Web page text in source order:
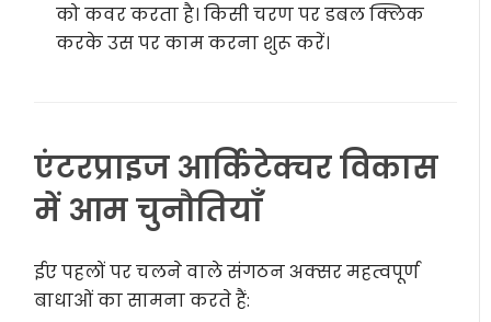
को कवर करता है। किसी चरण पर डबल क्लिक
करके उस पर काम करना शुरू करें।
एंटरप्राइज आर्किटेक्चर विकास
में आम चुनौतियाँ
ईए पहलों पर चलने वाले संगठन अक्सर महत्वपूर्ण
बाधाओं का सामना करते हैं: